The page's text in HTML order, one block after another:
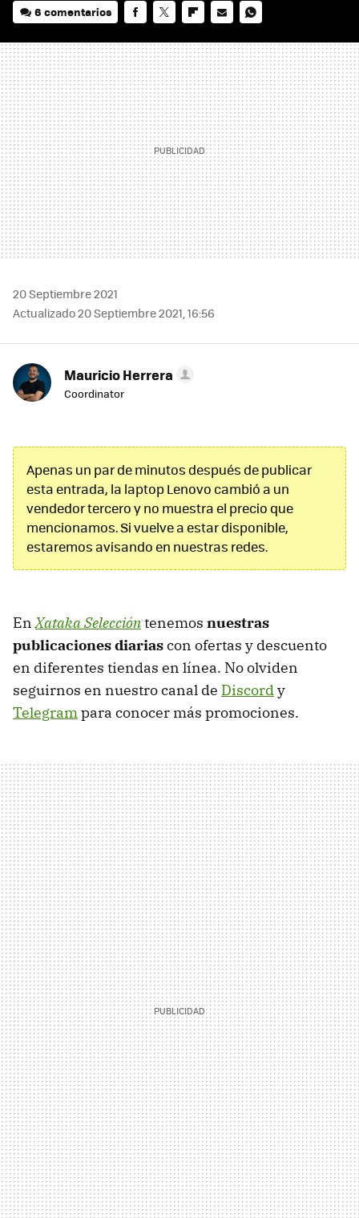
6 comentarios
MAIL
20 Septiembre 2021
Actualizado 20 Septiembre 2021, 16:56
Mauricio Herrera
Coordinator
Apenas un par de minutos después de publicar
esta entrada, la laptop Lenovo cambió a un
vendedor tercero y no muestra el precio que
mencionamos. Si vuelve a estar disponible,
estaremos avisando en nuestras redes.
EnXataka Seleccióntenemos nuestras
publicaciones diariascon ofertas y descuento
en diferentes tiendas en línea. No olviden
seguirnos en nuestro canal de Discordy
Telegrampara conocer más promociones.